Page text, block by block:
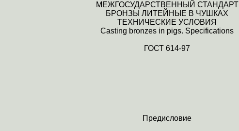
МЕЖГОСУДАРСТВЕННЫЙ СТАНДАРТ
БРОНЗЫ ЛИТЕЙНЫЕ В ЧУШКАХ
ТЕХНИЧЕСКИЕ УСЛОВИЯ
Casting bronzes in pigs. Specifications
ГОСТ 614-97
Предисловие